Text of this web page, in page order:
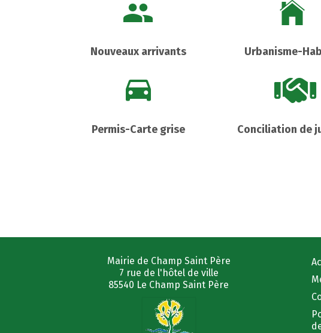
Nouveaux arrivants Urbanisme-
Permis-Carte grise Conciliation de
Mairie de Champ Saint Père
7 rue de l'hôtel de ville
85540 Le Champ Saint Père